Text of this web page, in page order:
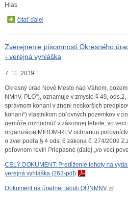
Hlas
čítať ďalej
Zverejnenie písomnosti Okresného
- verejná vyhláška
7. 11. 2019
Okresný úrad Nové Mesto nad Váhom,
NMnV, PLO“), oznamuje v zmysle § 49,
správnom konaní v znení neskorších
konaní“) vlastníkom poľovných pozemkov v
nemôže rozhodnúť v zákonnej lehote, vo
organizácie MIROM-REV ochranou
o zver podľa § 4 ods. 6 zákona č. 274/2009
poľovnom revíri Priepasné (ďalej „vo veci
CELÝ DOKUMENT: Predĺženie lehoty na
verejná vyhláška (263-pdf)
Dokument na úradnej tabuli OÚNMNV